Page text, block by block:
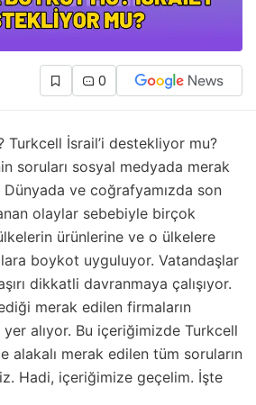
0
İsrail’i destekliyor mu?
soruları sosyal medyada merak
ve coğrafyamızda son
olaylar sebebiyle birçok
ürünlerine ve o ülkelere
boykot uyguluyor. Vatandaşlar
dikkatli davranmaya çalışıyor.
merak edilen firmaların
yer alıyor. Bu içeriğimizde Turkcell
alakalı merak edilen tüm soruların
Hadi, içeriğimize geçelim. İşte